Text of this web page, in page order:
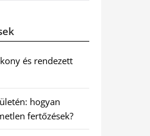
és rendezett
hogyan
fertőzések?